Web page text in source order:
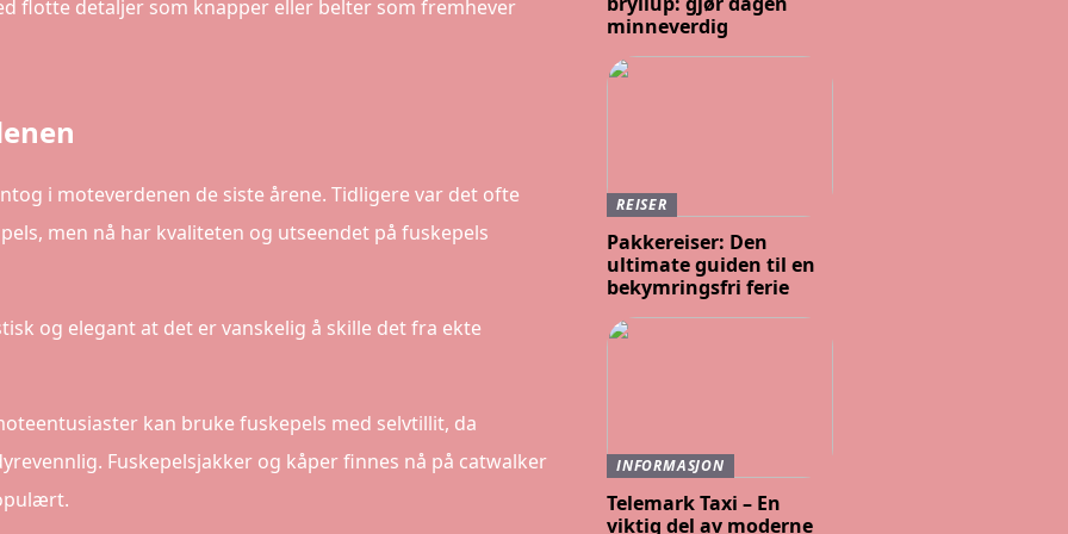
flotte detaljer som knapper eller belter som fremhever
i moteverdenen de siste årene. Tidligere var det ofte
men nå har kvaliteten og utseendet på fuskepels
og elegant at det er vanskelig å skille det fra ekte
kan bruke fuskepels med selvtillit, da
Fuskepelsjakker og kåper finnes nå på catwalker
minneverdig
REISER
Pakkereiser: Den
ultimate guiden til en
bekymringsfri ferie
INFORMASJON
Telemark Taxi – En
viktig del av moderne